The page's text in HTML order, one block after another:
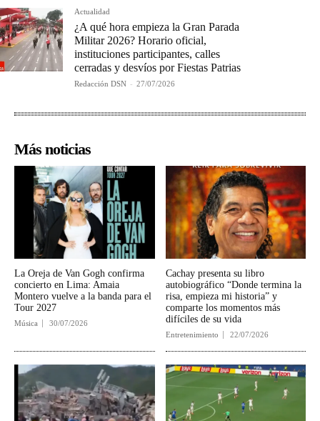
Actualidad
¿A qué hora empieza la Gran Parada
Militar 2026? Horario oficial,
instituciones participantes, calles
cerradas y desvíos por Fiestas Patrias
Redacción DSN - 27/07/2026
Más noticias
La Oreja de Van Gogh confirma
concierto en Lima: Amaia
Montero vuelve a la banda para el
Tour 2027
Música 30/07/2026
Cachay presenta su libro
autobiográfico “Donde termina la
risa, empieza mi historia” y
comparte los momentos más
difíciles de su vida
Entretenimiento 22/07/2026